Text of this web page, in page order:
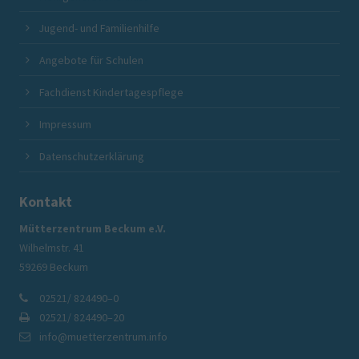
Jugend- und Familienhilfe
Angebote für Schulen
Fachdienst Kindertagespflege
Impressum
Datenschutzerklärung
Kontakt
Mütterzentrum Beckum e.V.
Wilhelmstr. 41
59269 Beckum
02521/ 824490–0
02521/ 824490–20
info@muetterzentrum.info